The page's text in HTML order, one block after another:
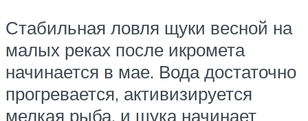
Стабильная ловля щуки весной на
малых реках после икромета
начинается в мае. Вода достаточно
прогревается, активизируется
мелкая рыба, и щука начинает